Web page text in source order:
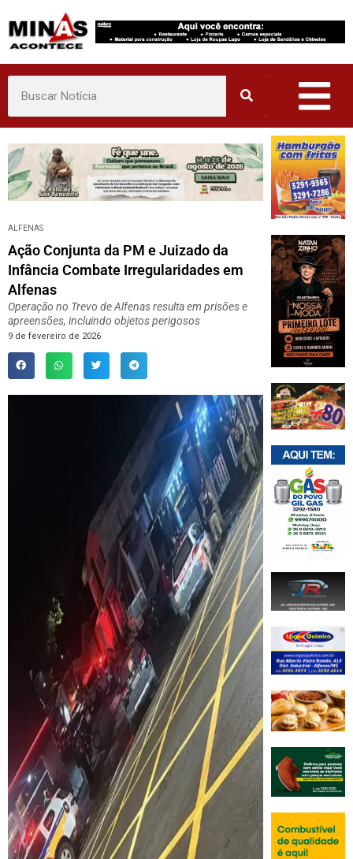
Pular
para
o
conteúdo
ALFENAS
Ação Conjunta da PM e Juizado da
Infância Combate Irregularidades em
Alfenas
Operação no Trevo de Alfenas resulta em prisões e
apreensões, incluindo objetos perigosos
9 de fevereiro de 2026